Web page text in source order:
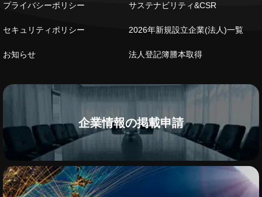
プライバシーポリシー
セキュリティポリシー
お知らせ
サステナビリティ&CSR
2026年新規設立企業(法人)一覧
法人登記簿謄本取得
企業情報の掲載申請